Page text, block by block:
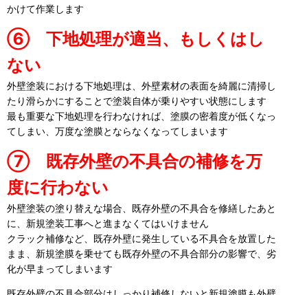
かけて作業します
⑥ 下地処理が適当、もしくはし
ない
外壁塗装における下地処理は、外壁素材の表面を綺麗に清掃し
たり滑らかにすることで塗装自体が乗りやすい状態にします
最も重要な下地処理を行わなければ、塗膜の密着度が低くなっ
てしまい、万度な塗膜とならなくなってしまいます
⑦ 既存外壁の不具合の補修を万
度に行わない
外壁塗装の塗り替えな場合、既存外壁の不具合を修繕したあと
に、新規塗装工事へと進まなくてはいけません
クラック補修など、既存外壁に発生している不具合を放置した
まま、新規塗膜を乗せても既存外壁の不具合部分の影響で、劣
化が早まってしまいます